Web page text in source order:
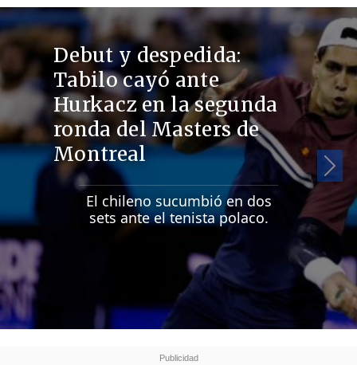
Debut y despedida:
Tabilo cayó ante
Hurkacz en la segunda
ronda del Masters de
Montreal
El chileno sucumbió en dos
sets ante el tenista polaco.